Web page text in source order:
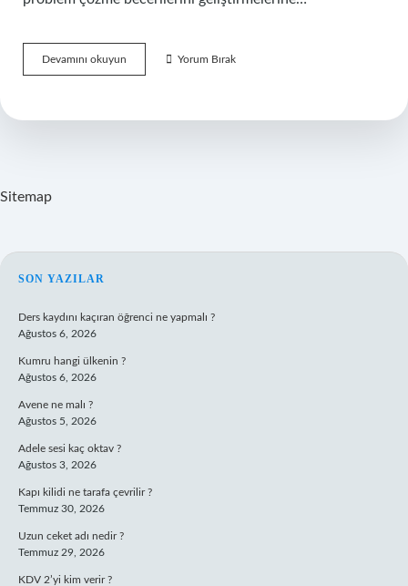
Devamını okuyun
Öncesi
Çeşitleri
Yorum Bırak
Sitemap
SIDEBAR
SON YAZILAR
Ders kaydını kaçıran öğrenci ne yapmalı ?
Ağustos 6, 2026
Kumru hangi ülkenin ?
Ağustos 6, 2026
Avene ne malı ?
Ağustos 5, 2026
Adele sesi kaç oktav ?
Ağustos 3, 2026
Kapı kilidi ne tarafa çevrilir ?
Temmuz 30, 2026
Uzun ceket adı nedir ?
Temmuz 29, 2026
KDV 2’yi kim verir ?